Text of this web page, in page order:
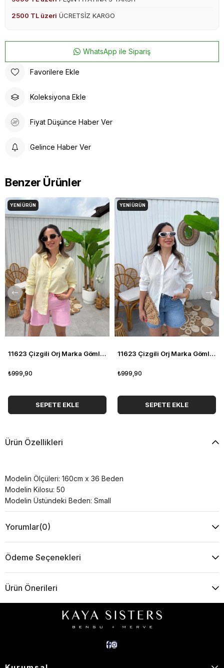
2500 TL üzeri ÜCRETSİZ KARGO
WhatsApp ile Sipariş
Favorilere Ekle
Koleksiyona Ekle
Fiyat Düşünce Haber Ver
Gelince Haber Ver
Benzer Ürünler
11623 Çizgili Orj Marka Gömlek
₺999,90
SEPETE EKLE
YENI ÜRÜN
11623 Çizgili Orj Marka Gömlek
₺999,90
SEPETE EKLE
YENI ÜRÜN
Ürün Özellikleri
Modelin Ölçüleri: 160cm x 36 Beden
Modelin Kilosu: 50
Modelin Üstündeki Beden: Small
Yorumlar(0)
Ödeme Seçenekleri
Ürün Önerileri